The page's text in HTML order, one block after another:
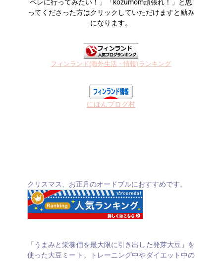
ペレに行ってみたい！」「kozumom頑張れ！」と思
ってくださった方はクリックしていただけますと励み
になります。
フィンランド(海外生活・情報)ランキング
にほんブログ村
クリスマス、お正月のオードブルにおすすめです。
「うまみと栄養価を最大限に引き出した発芽大豆」を
使った大豆ミート。トレーニング中やダイエット中の